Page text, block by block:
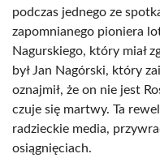
podczas jednego ze
zapomnianego pioniera
Nagurskiego, który miał
był Jan Nagórski, który
oznajmił, że on nie jest
czuje się martwy. Ta
radzieckie media,
osiągnięciach.